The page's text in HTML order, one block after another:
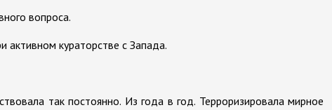
вопроса.
активном кураторстве с Запада.
так постоянно. Из года в год. Терроризировала мирное